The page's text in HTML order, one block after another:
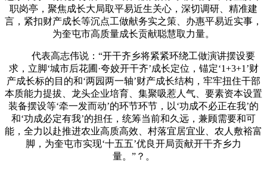
职岗亭，聚焦成长大局取平易近生关心，深切调研、精准建
言，紧扣财产成长等沉点工做献务实之策、办惠平易近实事，
为奎屯市高质量成长贡献聪慧取力量。
代表高志伟说：“开干齐乡将紧紧环绕工做演讲摆设要
求，立脚‘城市后花圃·夸姣开干齐’成长定位，锚定‘1+3+1’财
产成长标的目的和‘两园两一轴’财产成长结构，牢牢扭住干部
本质能力提拔、龙头企业培育、集聚吸惹人气、要素资本设置
装备摆设等‘牵一发而动’的环节环节，以‘功成不必正在我’的
和‘功成必定有我’的担任，统筹当前和久远，兼顾需要和可
能，全力以赴推进农业高质高效、村落宜居宜业、农人敷裕富
脚，为奎屯市实现‘十五五’优良开局贡献开干齐乡力
量。”？。